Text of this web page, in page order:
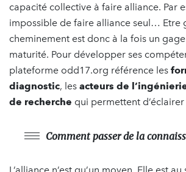
capacité collective à faire alliance. Par
impossible de faire alliance seul… Etre
cheminement est donc à la fois un
maturité. Pour développer ses
plateforme odd17.org référence les
diagnostic, les acteurs de
de recherche qui permettent
Comment passer de la